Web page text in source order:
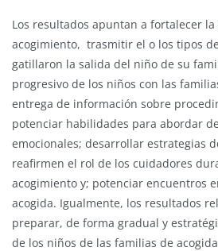
Los resultados apuntan a fortalecer
acogimiento, trasmitir el o los tipos
gatillaron la salida del niño de su
progresivo de los niños con las
entrega de información sobre
potenciar habilidades para abordar
emocionales; desarrollar estrategias
reafirmen el rol de los cuidadores
acogimiento y; potenciar encuentros
acogida. Igualmente, los resultados
preparar, de forma gradual y
de los niños de las familias de